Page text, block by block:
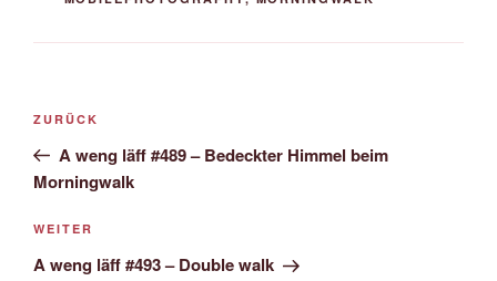
Beitrags-
Vorheriger
Beitrag
ZURÜCK
A weng läff #489 – Bedeckter Himmel beim
Morningwalk
Nächster
Beitrag
WEITER
A weng läff #493 – Double walk